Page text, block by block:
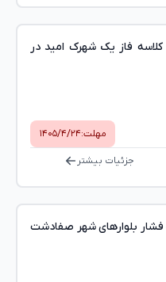
مناقصه تکمیل مدرسه ۱۲ کلاسه فاز یک شهرک امید در
مهلت:۱۴۰۵/۴/۲۴
جزئیات بیشتر
فشار بلوارهای شهر صفادشت